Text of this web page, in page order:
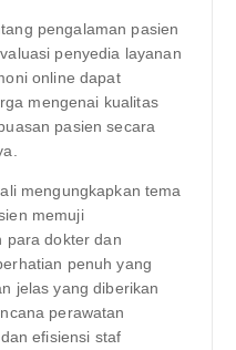
pengalaman pasien
penyedia layanan
online dapat
mengenai kualitas
pasien secara
mengungkapkan tema
memuji
para dokter dan
penuh yang
jelas yang diberikan
perawatan
efisiensi staf